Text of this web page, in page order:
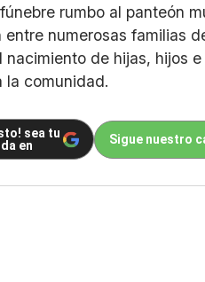
rumbo al panteón
numerosas familias
nacimiento de hijas, hijos
la comunidad.
sea tu
en
Sigue nuestro